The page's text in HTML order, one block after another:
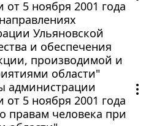
от 5 ноября 2001 года
Ульяновской
и обеспечения
производимой и
области"
администрации
от 5 ноября 2001 года
правам человека при